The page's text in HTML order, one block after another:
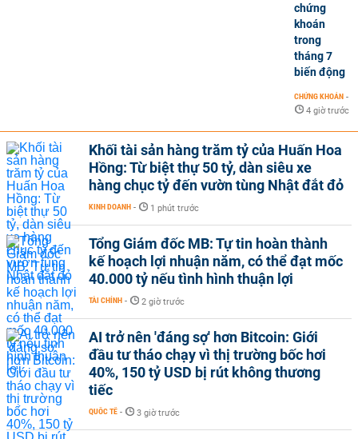
chứng
khoán
trong
tháng 7
biến động
CHỨNG KHOÁN -
4 giờ trước
Khối tài sản hàng trăm tỷ của Huấn Hoa
Hồng: Từ biệt thự 50 tỷ, dàn siêu xe
hàng chục tỷ đến vườn tùng Nhật đắt đỏ
KINH DOANH - 1 phút trước
Tổng Giám đốc MB: Tự tin hoàn thành
kế hoạch lợi nhuận năm, có thể đạt mốc
40.000 tỷ nếu tình hình thuận lợi
TÀI CHÍNH - 2 giờ trước
AI trở nên 'đáng sợ' hơn Bitcoin: Giới
đầu tư tháo chạy vì thị trường bốc hơi
40%, 150 tỷ USD bị rút không thương
tiếc
QUỐC TẾ - 3 giờ trước